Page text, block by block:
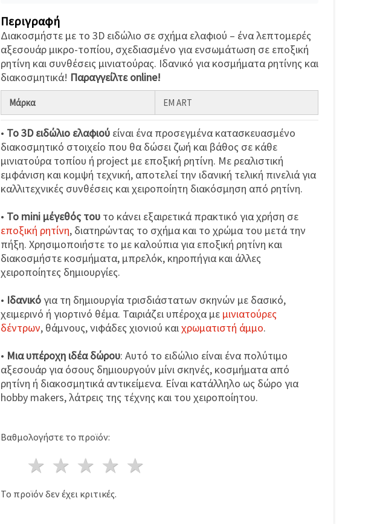
Περιγραφή
Διακοσμήστε με το 3D ειδώλιο σε σχήμα ελαφιού – ένα λεπτομερές
αξεσουάρ μικρο-τοπίου, σχεδιασμένο για ενσωμάτωση σε εποξική
ρητίνη και συνθέσεις μινιατούρας. Ιδανικό για κοσμήματα ρητίνης και
διακοσμητικά! Παραγγείλτε online!
Μάρκα EM ART
• Το 3D ειδώλιο ελαφιού είναι ένα προσεγμένα κατασκευασμένο
διακοσμητικό στοιχείο που θα δώσει ζωή και βάθος σε κάθε
μινιατούρα τοπίου ή project με εποξική ρητίνη. Με ρεαλιστική
εμφάνιση και κομψή τεχνική, αποτελεί την ιδανική τελική πινελιά για
καλλιτεχνικές συνθέσεις και χειροποίητη διακόσμηση από ρητίνη.
• Το mini μέγεθός του το κάνει εξαιρετικά πρακτικό για χρήση σε
εποξική ρητίνη, διατηρώντας το σχήμα και το χρώμα του μετά την
πήξη. Χρησιμοποιήστε το με καλούπια για εποξική ρητίνη και
διακοσμήστε κοσμήματα, μπρελόκ, κηροπήγια και άλλες
χειροποίητες δημιουργίες.
• Ιδανικόγια τη δημιουργία τρισδιάστατων σκηνών με δασικό,
χειμερινό ή γιορτινό θέμα. Ταιριάζει υπέροχα με μινιατούρες
δέντρων, θάμνους, νιφάδες χιονιού καιχρωματιστή άμμο.
• Μια υπέροχη ιδέα δώρου: Αυτό το ειδώλιο είναι ένα πολύτιμο
αξεσουάρ για όσους δημιουργούν μίνι σκηνές, κοσμήματα από
ρητίνη ή διακοσμητικά αντικείμενα. Είναι κατάλληλο ως δώρο για
hobby makers, λάτρεις της τέχνης και του χειροποίητου.
Βαθμολογήστε το προϊόν:
4 Αστέρια
3 Αστέρια
2 Αστέρια
1 Αστέρι
Το προϊόν δεν έχει κριτικές.